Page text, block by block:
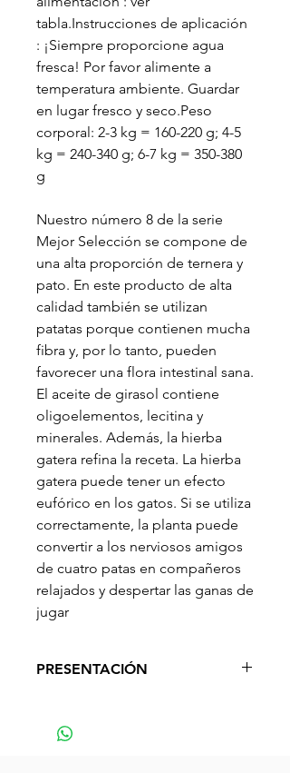
tabla.Instrucciones de aplicación
: ¡Siempre proporcione agua
fresca! Por favor alimente a
temperatura ambiente. Guardar
en lugar fresco y seco.Peso
corporal: 2-3 kg = 160-220 g; 4-5
kg ​​= 240-340 g; 6-7 kg = 350-380
g
Nuestro número 8 de la serie
Mejor Selección se compone de
una alta proporción de ternera y
pato. En este producto de alta
calidad también se utilizan
patatas porque contienen mucha
fibra y, por lo tanto, pueden
favorecer una flora intestinal sana.
El aceite de girasol contiene
oligoelementos, lecitina y
minerales. Además, la hierba
gatera refina la receta. La hierba
gatera puede tener un efecto
eufórico en los gatos. Si se utiliza
correctamente, la planta puede
convertir a los nerviosos amigos
de cuatro patas en compañeros
relajados y despertar las ganas de
jugar
PRESENTACIÓN